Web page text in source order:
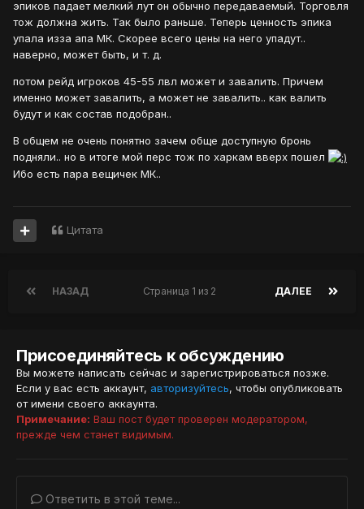
эпиков падает мелкий лут он обычно передаваемый. Торговля
тож должна жить. Так было раньше. Теперь ценность эпика
упала изза апа МК. Скорее всего цены на него упадут..
наверно, может быть, и т. д.
потом рейд игроков 45-55 лвл может и завалить. Причем
именно может завалить, а может не завалить.. как валить
будут и как состав подобран..
В общем не очень понятно зачем обще доступную бронь
подняли.. но в итоге мой перс тож по харкам вверх пошел
Ибо есть пара вещичек МК..
Цитата
НАЗАД ДАЛЕЕ
Страница 1 из 2
Присоединяйтесь к обсуждению
Вы можете написать сейчас и зарегистрироваться позже.
Если у вас есть аккаунт, авторизуйтесь, чтобы опубликовать
от имени своего аккаунта.
Примечание: Ваш пост будет проверен модератором,
прежде чем станет видимым.
Ответить в этой теме...